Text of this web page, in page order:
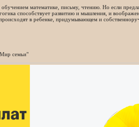
математике, письму, чтению. Но если
способствует развитию и мышления, и
в ребенке, придумывающем и
семьи"